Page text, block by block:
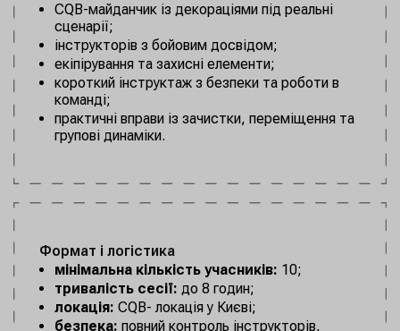
CQB-майданчик із декораціями під реальні
сценарії;
інструкторів з бойовим досвідом;
екіпірування та захисні елементи;
короткий інструктаж з безпеки та роботи в
команді;
практичні вправи із зачистки, переміщення та
групові динаміки.
Формат і логістика
мінімальна кількість учасників: 10;
тривалість сесії: до 8 годин;
локація: CQB- локація у Києві;
безпека: повний контроль інструкторів,